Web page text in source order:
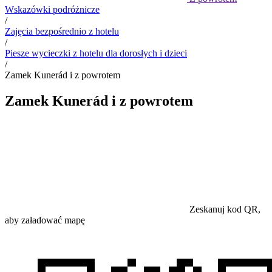
Wskazówki podróżnicze
/
Zajęcia bezpośrednio z hotelu
/
Piesze wycieczki z hotelu dla dorosłych i dzieci
/
Zamek Kunerád i z powrotem
Zamek Kunerád i z powrotem
Zeskanuj kod QR,
aby załadować mapę